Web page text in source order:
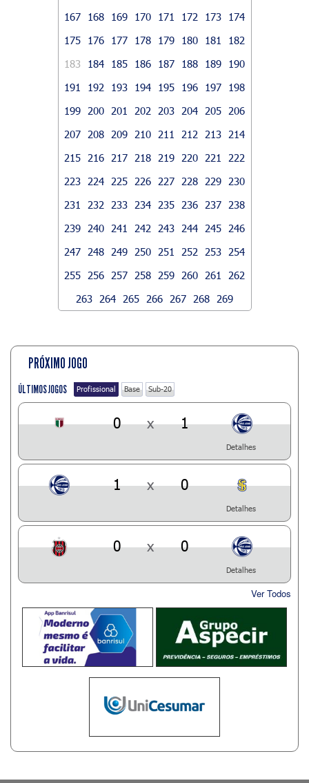
167
168 169 170 171 172 173
174
175
176 177 178 179 180 181
182
183
184 185 186 187 188 189
190
191
192 193 194 195 196 197
198
199
200 201 202 203 204 205
206
207
208 209 210 211 212 213
214
215
216 217 218 219 220 221
222
223
224 225 226 227 228 229
230
231
232 233 234 235 236 237
238
239
240 241 242 243 244 245
246
247
248 249 250 251 252 253
254
255
256 257 258 259 260 261
262
263
264 265 266 267 268 269
PRÓXIMO JOGO
ÚLTIMOS JOGOS Profissional Base Sub-20
0 x 1
Detalhes
1 x 0
Detalhes
0 x 0
Detalhes
Ver Todos